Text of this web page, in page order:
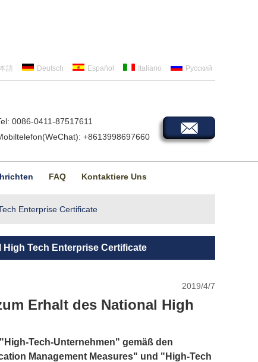
語 Deutsch Español Italiano Русский
0086-0411-87517611
+8613998697660
FAQ Kontaktiere Uns
Enterprise Certificate
Tech Enterprise Certificate
2019/4/7
Erhalt des National High
Tech-Unternehmen" gemäß den
Management Measures" und "High-Tech